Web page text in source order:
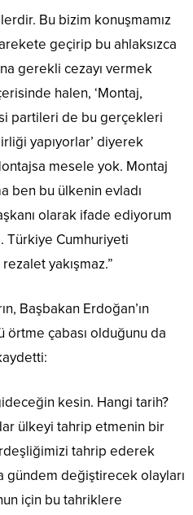
Bu bizim konuşmamız
geçirip bu ahlaksızca
gerekli cezayı vermek
halen, ‘Montaj,
partileri de bu gerçekleri
yapıyorlar’ diyerek
mesele yok. Montaj
ben bu ülkenin evladı
olarak ifade ediyorum
Türkiye Cumhuriyeti
yakışmaz.”
Başbakan Erdoğan’ın
örtme çabası olduğunu da
kesin. Hangi tarih?
ülkeyi tahrip etmenin bir
tahrip ederek
gündem değiştirecek olayları
için bu tahriklere